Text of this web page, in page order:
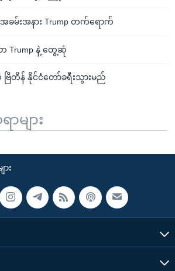
အခမ်းအနား Trump တက်ရောက်
Trump နဲ့ တွေ့ဆုံ
ြိတိန် နိုင်ငံတော်ခရီးသွားမည်
များ
း